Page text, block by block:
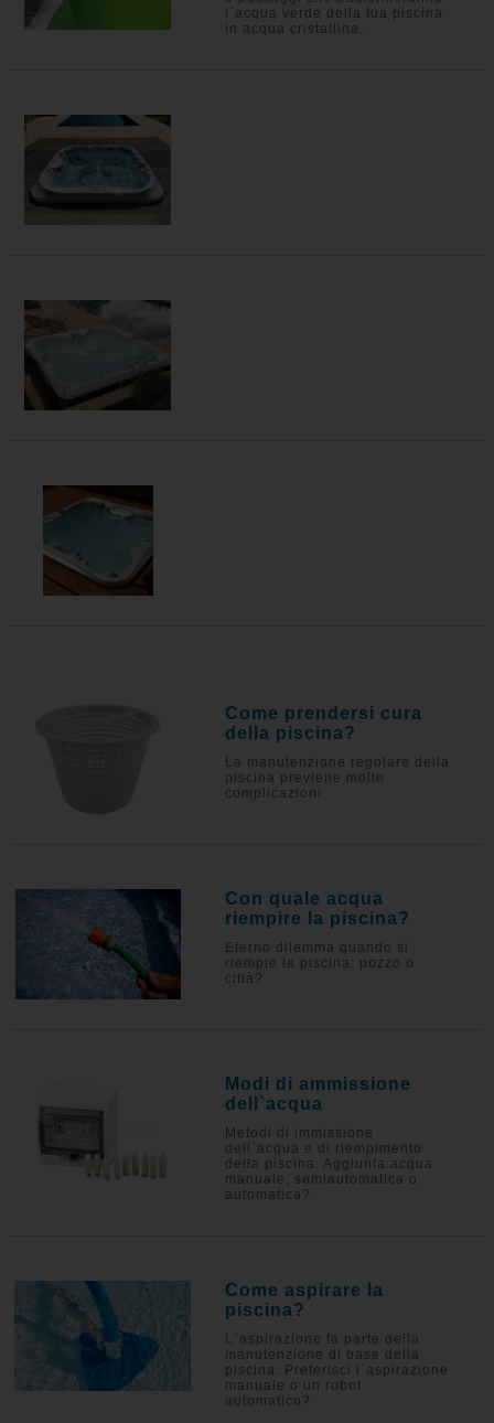
l`acqua verde della tua piscina
in acqua cristallina.
Come prendersi cura
della piscina?
La manutenzione regolare della
piscina previene molte
complicazioni.
Con quale acqua
riempire la piscina?
Eterno dilemma quando si
riempie la piscina: pozzo o
città?
Modi di ammissione
dell`acqua
Metodi di immissione
dell`acqua e di riempimento
della piscina. Aggiunta acqua
manuale, semiautomatica o
automatica?
Come aspirare la
piscina?
L`aspirazione fa parte della
manutenzione di base della
piscina. Preferisci l`aspirazione
manuale o un robot
automatico?